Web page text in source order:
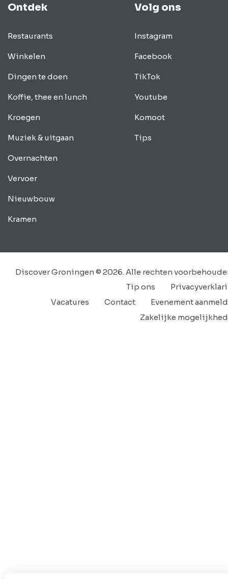
Ontdek
Restaurants
Winkelen
Dingen te doen
Koffie, thee en lunch
Kroegen
Muziek & uitgaan
Overnachten
Vervoer
Nieuwbouw
Kramen
Volg ons
Instagram
Facebook
TikTok
Youtube
Komoot
Tips
Discover Groningen © 2026. Alle rechten
Tip ons
Evenement
Contact
Vacatures
Zakelijke